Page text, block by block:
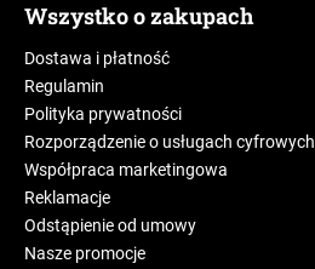
Wszystko o zakupach
Dostawa i płatność
Regulamin
Polityka prywatności
Rozporządzenie o usługach cyfrowych
Współpraca marketingowa
Reklamacje
Odstąpienie od umowy
Nasze promocje